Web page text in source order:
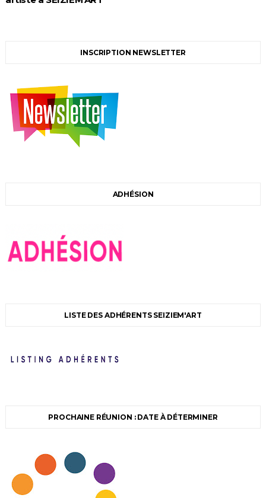
INSCRIPTION NEWSLETTER
ADHÉSION
LISTE DES ADHÉRENTS SEIZIEM'ART
PROCHAINE RÉUNION : DATE À DÉTERMINER